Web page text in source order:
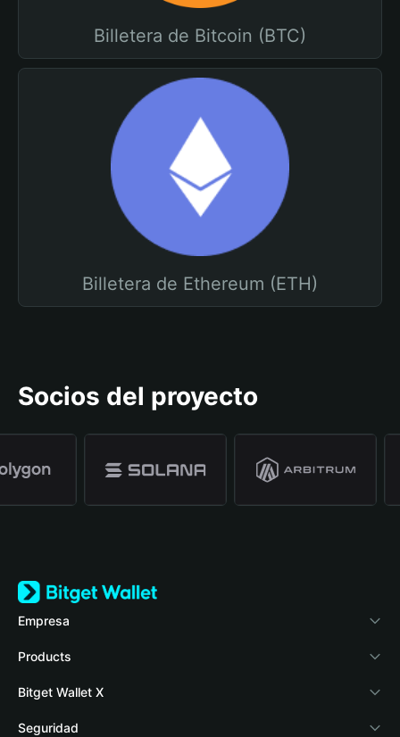
Billetera de Bitcoin (BTC)
Billetera de Ethereum (ETH)
Socios del proyecto
Empresa
Acerca de Bitget Wallet
Blog
Academia
Products
Crypto Card
Stablecoin Earn
Bitget Wallet X
Desarrolladores
Seguridad